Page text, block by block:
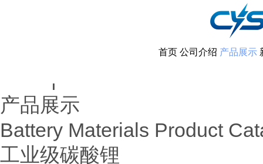
首页 公司介绍 产品展示
|
产品展示
Battery Materials Product
工业级碳酸锂